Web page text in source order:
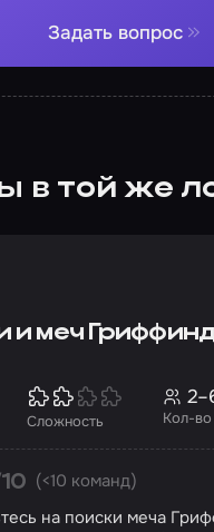
Задать вопрос
в той же
и меч
Сложность Кол-
(<10 команд)
на поиски меча